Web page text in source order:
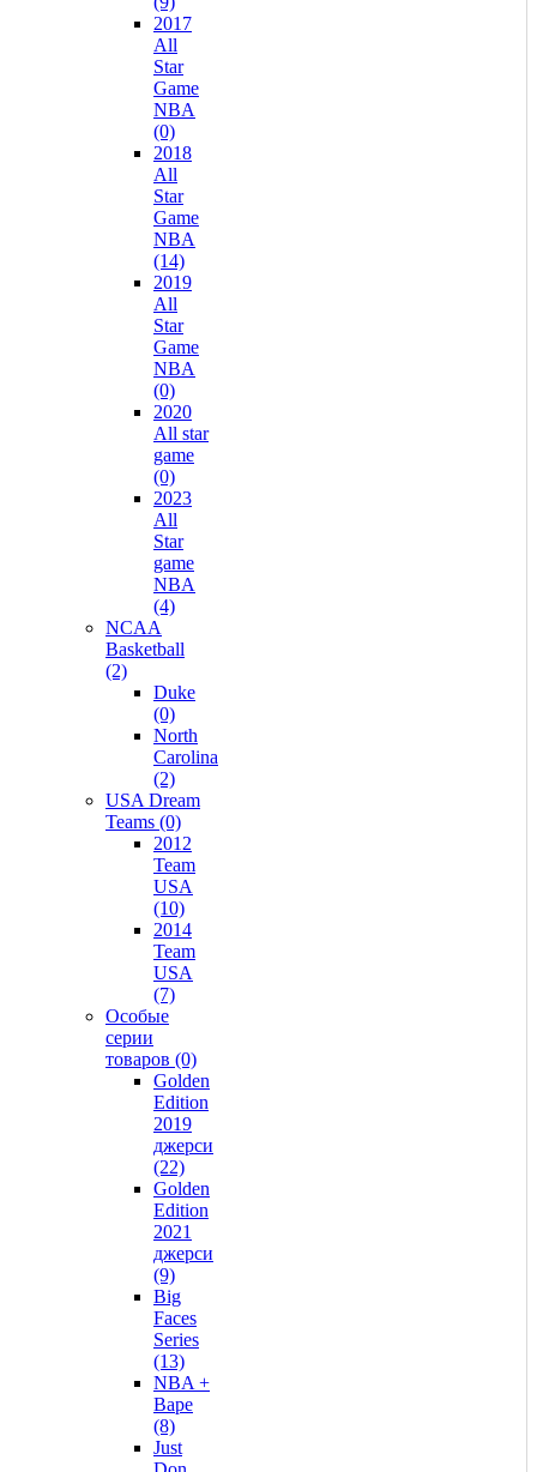
2017
All
Star
Game
NBA
(0)
2018
All
Star
Game
NBA
(14)
2019
All
Star
Game
NBA
(0)
2020
All star
game
(0)
2023
All
Star
game
NBA
(4)
NCAA
Basketball
(2)
Duke
(0)
North
Carolina
(2)
USA Dream
Teams (0)
2012
Team
USA
(10)
2014
Team
USA
(7)
Особые
серии
товаров (0)
Golden
Edition
2019
джерси
(22)
Golden
Edition
2021
джерси
(9)
Big
Faces
Series
(13)
NBA +
Bape
(8)
Just